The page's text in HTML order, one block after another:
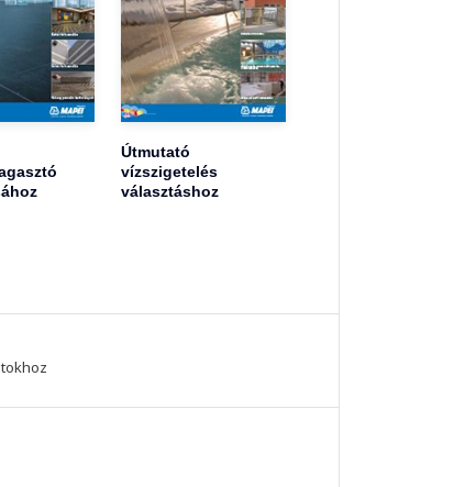
Útmutató
vízszigetelés
választáshoz